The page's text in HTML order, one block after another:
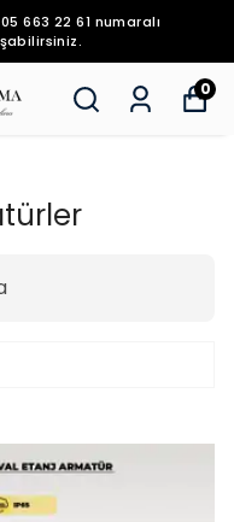
663 22 61 numaralı
0